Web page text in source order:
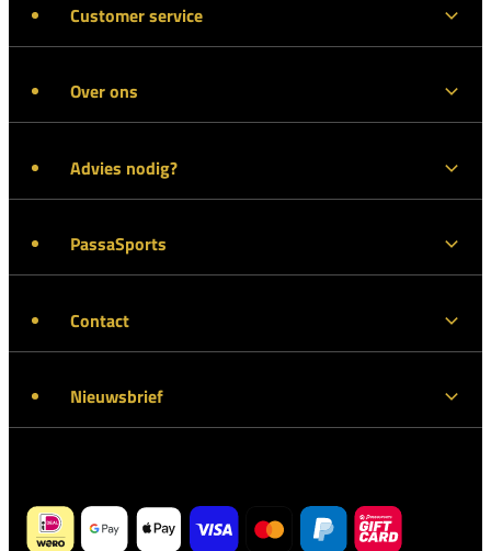
Customer service
Over ons
Advies nodig?
PassaSports
Contact
Nieuwsbrief